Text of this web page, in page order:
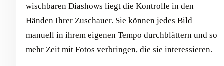
wischbaren Diashows liegt die Kontrolle in den
Händen Ihrer Zuschauer. Sie können jedes Bild
manuell in ihrem eigenen Tempo durchblättern und so
mehr Zeit mit Fotos verbringen, die sie interessieren.